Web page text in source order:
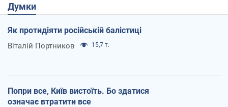
Думки
Як протидіяти російській балістиці
Віталій Портников 15,7 т.
Попри все, Київ вистоїть. Бо здатися
означає втратити все